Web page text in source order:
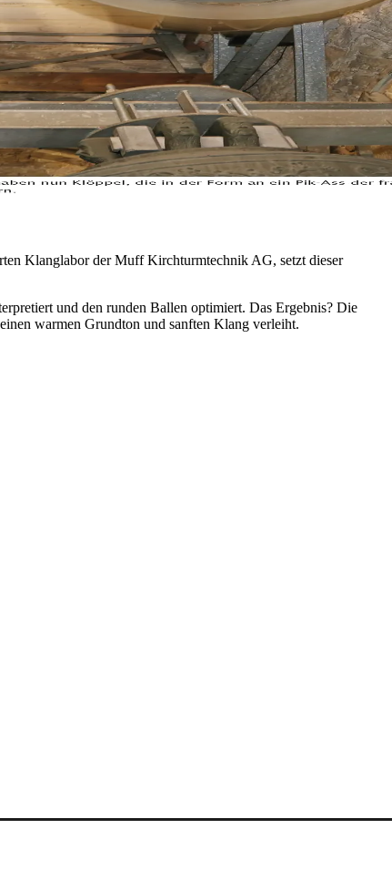
Klanglabor der Muff Kirchturmtechnik AG, setzt dieser
und den runden Ballen optimiert. Das Ergebnis? Die
warmen Grundton und sanften Klang verleiht.